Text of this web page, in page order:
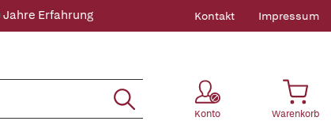
Jahre Erfahrung Kontakt Impressum
Konto Warenkorb